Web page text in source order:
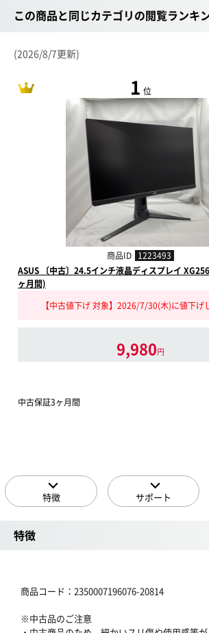
この商品と同じカテゴリの閲覧ランキ
(2026/8/7更新)
1 位
商品ID 1223493
ASUS 〔中古〕24.5インチ液晶ディスプレイ
ヶ月間)
【中古値下げ 対象】2026/7/30(木)に値下げ
9,980円
中古保証3ヶ月間
特徴 サポート
特徴
商品コード：2350007196076-20814
※中古品のご注意